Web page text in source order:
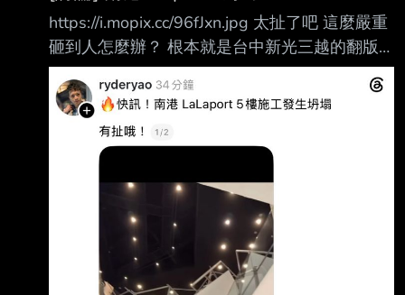
https://i.mopix.cc/96fJxn.jpg 太扯了吧 這麼嚴重
砸到人怎麼辦？ 根本就是台中新光三越的翻版
爲什麼藍白（政黑點）執政的城市 都會發生這
種工安 藍白畜都吃了那麼多的台北廚餘 就放過
牠們吧 另外八卦板是不是根本不討論這件事？ -